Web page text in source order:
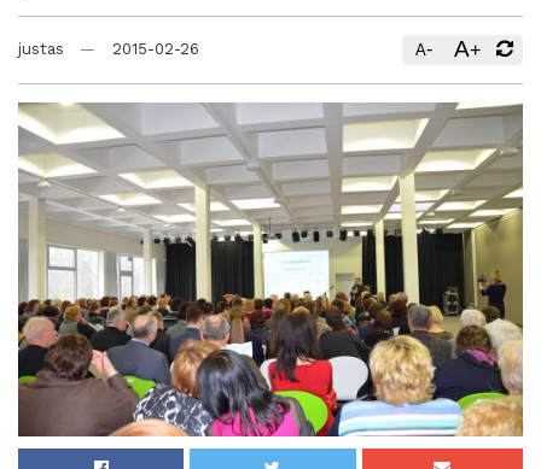
justas 2015-02-26 A- A+